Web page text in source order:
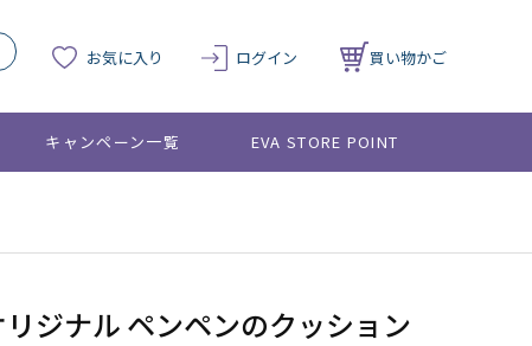
お気に入り ログイン 買い物かご
キャンペーン一覧 EVA STORE POINT
リジナル ペンペンのクッション